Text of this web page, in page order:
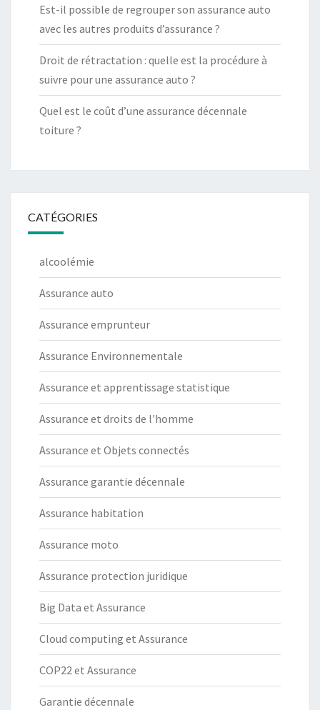
Est-il possible de regrouper son assurance auto
avec les autres produits d’assurance ?
Droit de rétractation : quelle est la procédure à
suivre pour une assurance auto ?
Quel est le coût d’une assurance décennale
toiture ?
CATÉGORIES
alcoolémie
Assurance auto
Assurance emprunteur
Assurance Environnementale
Assurance et apprentissage statistique
Assurance et droits de l'homme
Assurance et Objets connectés
Assurance garantie décennale
Assurance habitation
Assurance moto
Assurance protection juridique
Big Data et Assurance
Cloud computing et Assurance
COP22 et Assurance
Garantie décennale